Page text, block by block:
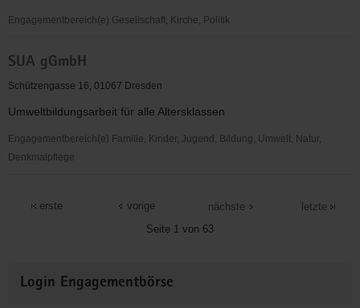
Engagementbereich(e) Gesellschaft, Kirche, Politik
Agenda
21
Dresden
e.V.
SUA gGmbH
Schützengasse 16, 01067 Dresden
Umweltbildungsarbeit für alle Altersklassen
Engagementbereich(e) Familie, Kinder, Jugend, Bildung, Umwelt, Natur,
Denkmalpflege
erste
vorige
Seite 1 von 63
nächste letzte
Informationen
Login Engagementbörse